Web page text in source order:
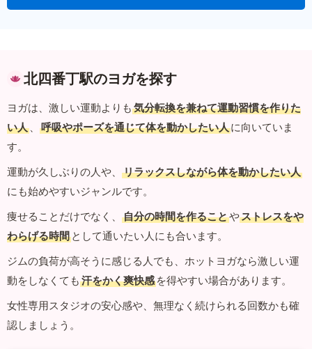
北四番丁駅のヨガを探す
ヨガは、激しい運動よりも 気分転換を兼ねて運動習慣を作りた
い人 、 呼吸やポーズを通じて体を動かしたい人に向いていま
す。
運動が久しぶりの人や、
リラックスしながら体を動かしたい人
にも始めやすいジャンルです。
痩せることだけでなく、
自分の時間を作ることやストレスをや
わらげる時間 として通いたい人にも合います。
ジムの負荷が高そうに感じる人でも、ホットヨガなら激しい運
動をしなくても 汗をかく爽快感 を得やすい場合があります。
女性専用スタジオの安心感や、無理なく続けられる回数かも確
認しましょう。